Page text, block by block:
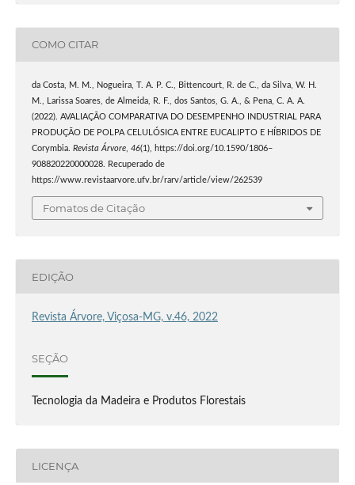
COMO CITAR
da Costa, M. M., Nogueira, T. A. P. C., Bittencourt, R. de C., da Silva, W. H.
M., Larissa Soares, de Almeida, R. F., dos Santos, G. A., & Pena, C. A. A.
(2022). AVALIAÇÃO COMPARATIVA DO DESEMPENHO INDUSTRIAL PARA
PRODUÇÃO DE POLPA CELULÓSICA ENTRE EUCALIPTO E HÍBRIDOS DE
Corymbia. Revista Árvore, 46(1), https://doi.org/10.1590/1806–
908820220000028. Recuperado de
https://www.revistaarvore.ufv.br/rarv/article/view/262539
Fomatos de Citação
EDIÇÃO
Revista Árvore, Viçosa-MG, v.46, 2022
SEÇÃO
Tecnologia da Madeira e Produtos Florestais
LICENÇA